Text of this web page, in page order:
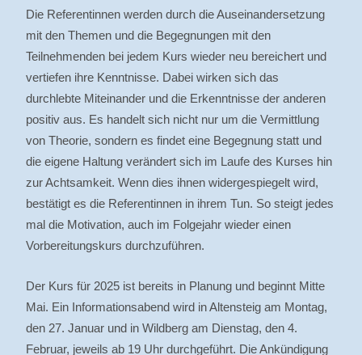
Die Referentinnen werden durch die Auseinandersetzung
mit den Themen und die Begegnungen mit den
Teilnehmenden bei jedem Kurs wieder neu bereichert und
vertiefen ihre Kenntnisse. Dabei wirken sich das
durchlebte Miteinander und die Erkenntnisse der anderen
positiv aus. Es handelt sich nicht nur um die Vermittlung
von Theorie, sondern es findet eine Begegnung statt und
die eigene Haltung verändert sich im Laufe des Kurses hin
zur Achtsamkeit. Wenn dies ihnen widergespiegelt wird,
bestätigt es die Referentinnen in ihrem Tun. So steigt jedes
mal die Motivation, auch im Folgejahr wieder einen
Vorbereitungskurs durchzuführen.
Der Kurs für 2025 ist bereits in Planung und beginnt Mitte
Mai. Ein Informationsabend wird in Altensteig am Montag,
den 27. Januar und in Wildberg am Dienstag, den 4.
Februar, jeweils ab 19 Uhr durchgeführt. Die Ankündigung